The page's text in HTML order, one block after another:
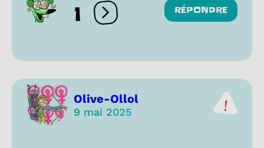
1 Ouvrir les réactions
RÉPONDRE
Olive-Ollol
9 mai 2025